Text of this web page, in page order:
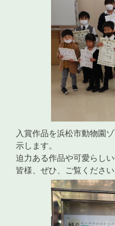
入賞作品を浜松市動物園
示します。
迫力ある作品や可愛らし
皆様、ぜひ、ご覧ください